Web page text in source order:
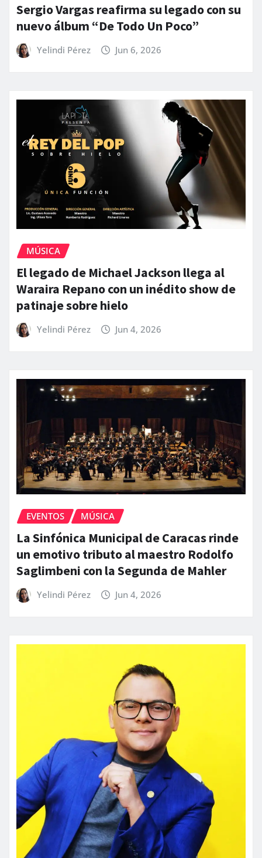
Sergio Vargas reafirma su legado con su
nuevo álbum “De Todo Un Poco”
Yelindi Pérez Jun 6, 2026
MÚSICA
El legado de Michael Jackson llega al
Waraira Repano con un inédito show de
patinaje sobre hielo
Yelindi Pérez Jun 4, 2026
EVENTOS MÚSICA
La Sinfónica Municipal de Caracas rinde
un emotivo tributo al maestro Rodolfo
Saglimbeni con la Segunda de Mahler
Yelindi Pérez Jun 4, 2026